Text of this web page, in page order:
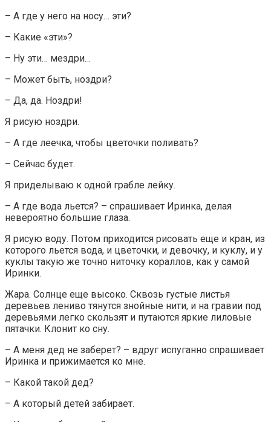
– А где у него на носу… эти?
– Какие «эти»?
– Ну эти… мездри…
– Может быть, ноздри?
– Да, да. Ноздри!
Я рисую ноздри.
– А где леечка, чтобы цветочки поливать?
– Сейчас будет.
Я приделываю к одной грабле лейку.
– А где вода льется? – спрашивает Иринка, делая
невероятно большие глаза.
Я рисую воду. Потом приходится рисовать еще и кран, из
которого льется вода, и цветочки, и девочку, и куклу, и у
куклы такую же точно ниточку кораллов, как у самой
Иринки.
Жара. Солнце еще высоко. Сквозь густые листья
деревьев лениво тянутся знойные нити, и на гравии под
деревьями легко скользят и путаются яркие лиловые
пятачки. Клонит ко сну.
– А меня дед не заберет? – вдруг испуганно спрашивает
Иринка и прижимается ко мне.
– Какой такой дед?
– А который детей забирает.